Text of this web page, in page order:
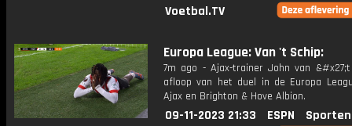
Voetbal.TV
Europa League: Van 't Schip:
7m ago - Ajax-trainer John van
afloop van het duel in de Europa
Ajax en Brighton & Hove Albion.
09-11-2023 21:33 ESPN